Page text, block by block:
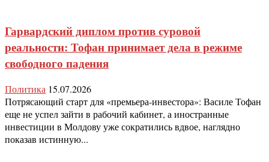
Гарвардский диплом против суровой
реальности: Тофан принимает дела в режиме
свободного падения
Политика 15.07.2026
Потрясающий старт для «премьера-инвестора»: Василе Тофан
еще не успел зайти в рабочий кабинет, а иностранные
инвестиции в Молдову уже сократились вдвое, наглядно
показав истинную...